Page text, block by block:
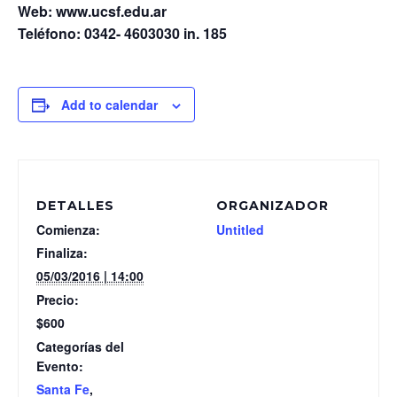
Web: www.ucsf.edu.ar
Teléfono: 0342- 4603030 in. 185
Add to calendar
DETALLES
Comienza:
Finaliza:
05/03/2016 | 14:00
Precio:
$600
Categorías del
Evento:
Santa Fe,
ORGANIZADOR
Untitled